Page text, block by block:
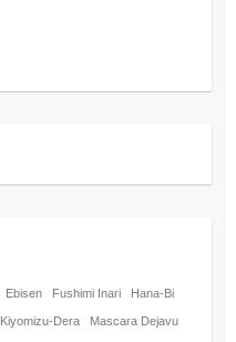
Ebisen Fushimi Inari Hana-Bi
Kiyomizu-Dera Mascara Dejavu